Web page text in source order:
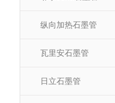
纵向加热石墨管
瓦里安石墨管
日立石墨管